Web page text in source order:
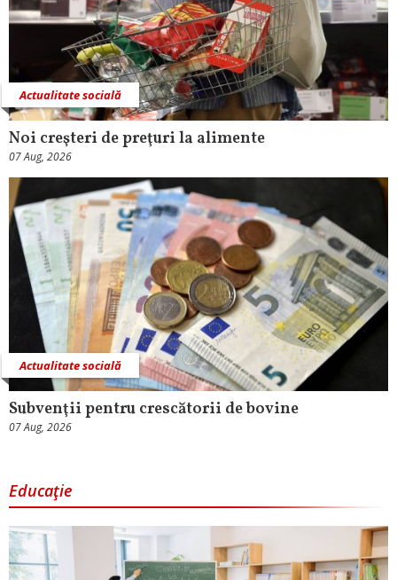
Actualitate socială
Noi creşteri de preţuri la alimente
07 Aug, 2026
Actualitate socială
Subvenţii pentru crescătorii de bovine
07 Aug, 2026
Educaţie